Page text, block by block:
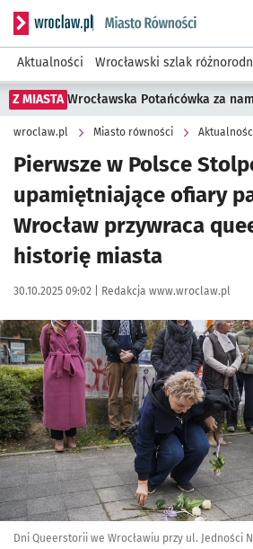
Serwis informacyjny wroclaw.pl
Aktualności Wrocławski szlak
Z MIASTA Wrocławska Potańcówka za
wroclaw.pl Miasto równości
Pierwsze w Polsce
upamiętniające ofiary
Wrocław przywraca
historię miasta
Data publikacji:
30.10.2025 09:02 | Autor:
Redakcja www.wroclaw.pl
Kliknij, aby zobaczyć galerię
Kliknij, aby powiększyć
Dni Queerstorii we Wrocławiu przy ul. Jedności